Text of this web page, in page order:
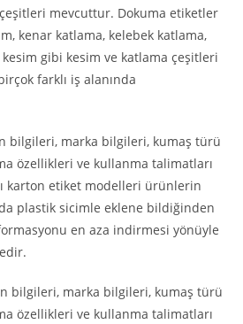
mevcuttur. Dokuma etiketler
kenar katlama, kelebek katlama,
gibi kesim ve katlama çeşitleri
farklı iş alanında
bilgileri, marka bilgileri, kumaş türü
özellikleri ve kullanma talimatları
karton etiket modelleri ürünlerin
plastik sicimle eklene bildiğinden
en aza indirmesi yönüyle
bilgileri, marka bilgileri, kumaş türü
özellikleri ve kullanma talimatları